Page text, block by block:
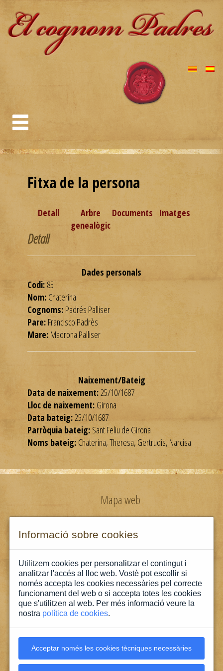
Fitxa de la persona
Detall
Arbre
genealògic
Documents Imatges
Detall
Dades personals
Codi: 85
Nom: Chaterina
Cognoms: Padrés Palliser
Pare: Francisco Padrès
Mare: Madrona Palliser
Naixement/Bateig
Data de naixement:25/10/1687
Lloc de naixement: Girona
Data bateig:25/10/1687
Parròquia bateig: Sant Feliu de Girona
Noms bateig: Chaterina, Theresa, Gertrudis, Narcisa
Mapa web
Informació legal
Política de privacitat
Política de cookies
Contacte
Informació sobre cookies
Utilitzem cookies per personalitzar el contingut i
analitzar l'accés al lloc web. Vostè pot escollir si
només accepta les cookies necessàries pel correcte
funcionament del web o si accepta totes les cookies
que s'utilitzen al web. Per més informació veure la
nostra política de cookies.
Acceptar només les cookies tècniques necessàries